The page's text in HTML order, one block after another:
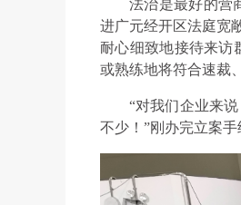
法治是最好的营
进广元经开区法庭宽
耐心细致地接待来访
或熟练地将符合速裁
“对我们企业来
不少！”刚办完立案